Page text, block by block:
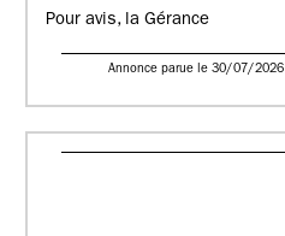
Pour avis, la Gérance
Annonce parue le 30/07/2026